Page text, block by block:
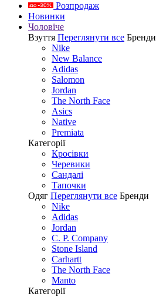
Розпродаж
Новинки
Чоловіче
Взуття Переглянути все Бренди
Nike
New Balance
Adidas
Salomon
Jordan
The North Face
Asics
Native
Premiata
Категорії
Кросівки
Черевики
Сандалі
Tапочки
Одяг Переглянути все Бренди
Nike
Adidas
Jordan
C. P. Company
Stone Island
Carhartt
The North Face
Manto
Категорії